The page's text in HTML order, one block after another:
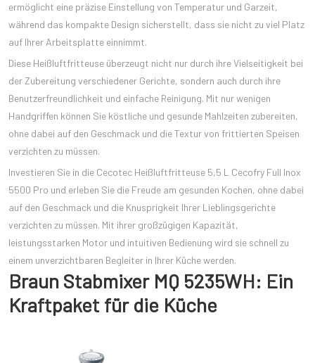
ermöglicht eine präzise Einstellung von Temperatur und Garzeit,
während das kompakte Design sicherstellt, dass sie nicht zu viel Platz
auf Ihrer Arbeitsplatte einnimmt.
Diese Heißluftfritteuse überzeugt nicht nur durch ihre Vielseitigkeit bei
der Zubereitung verschiedener Gerichte, sondern auch durch ihre
Benutzerfreundlichkeit und einfache Reinigung. Mit nur wenigen
Handgriffen können Sie köstliche und gesunde Mahlzeiten zubereiten,
ohne dabei auf den Geschmack und die Textur von frittierten Speisen
verzichten zu müssen.
Investieren Sie in die Cecotec Heißluftfritteuse 5,5 L Cecofry Full Inox
5500 Pro und erleben Sie die Freude am gesunden Kochen, ohne dabei
auf den Geschmack und die Knusprigkeit Ihrer Lieblingsgerichte
verzichten zu müssen. Mit ihrer großzügigen Kapazität,
leistungsstarken Motor und intuitiven Bedienung wird sie schnell zu
einem unverzichtbaren Begleiter in Ihrer Küche werden.
Braun Stabmixer MQ 5235WH: Ein
Kraftpaket für die Küche